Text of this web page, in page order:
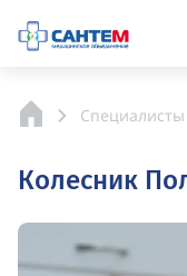
Специалисты
Колесник